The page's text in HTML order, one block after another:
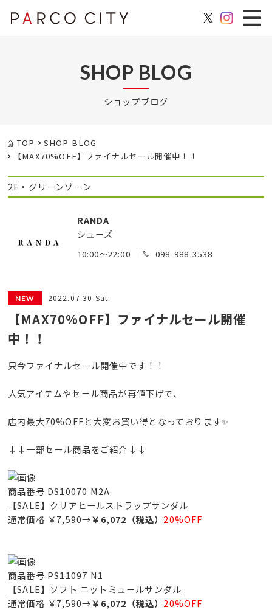
SHOP BLOG
ショップブログ
TOP
SHOP BLOG
【MAX70%OFF】ファイナルセール開催中！！
2F・グリーンゾーン
RANDA
シューズ
10:00～22:00 098-988-3538
2022.07.30 Sat.
【MAX70%OFF】ファイナルセール開催
中！！
只今ファイナルセール開催中です！！
人気アイテムやセール商品が再値下げで、
店内最大70%OFFと大変お買い得となっております✨
↓↓一部セール商品をご紹介↓↓
商品番号 DS10070 M2A
【SALE】クリアヒールストラップサンダル
通常価格 ￥7,590→￥6,072（税込） 20%OFF
商品番号 PS11097 N1
【SALE】ソフト ニットミュールサンダル
通常価格 ￥7,590→￥6,072（税込） 20%OFF